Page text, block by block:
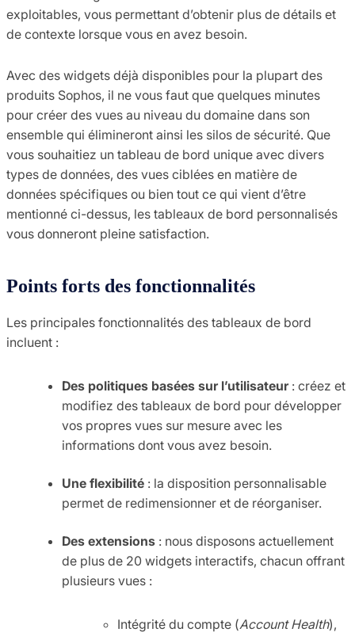
exploitables, vous permettant d’obtenir plus de détails et
de contexte lorsque vous en avez besoin.
Avec des widgets déjà disponibles pour la plupart des
produits Sophos, il ne vous faut que quelques minutes
pour créer des vues au niveau du domaine dans son
ensemble qui élimineront ainsi les silos de sécurité. Que
vous souhaitiez un tableau de bord unique avec divers
types de données, des vues ciblées en matière de
données spécifiques ou bien tout ce qui vient d’être
mentionné ci-dessus, les tableaux de bord personnalisés
vous donneront pleine satisfaction.
Points forts des fonctionnalités
Les principales fonctionnalités des tableaux de bord
incluent :
Des politiques basées sur l’utilisateur : créez et
modifiez des tableaux de bord pour développer
vos propres vues sur mesure avec les
informations dont vous avez besoin.
Une flexibilité : la disposition personnalisable
permet de redimensionner et de réorganiser.
Des extensions : nous disposons actuellement
de plus de 20 widgets interactifs, chacun offrant
plusieurs vues :
Intégrité du compte (Account Health),